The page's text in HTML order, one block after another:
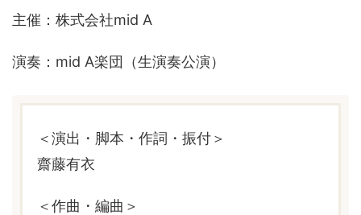
主催：株式会社mid A
演奏：mid A楽団（生演奏公演）
＜演出・脚本・作詞・振付＞
齋藤有衣
＜作曲・編曲＞